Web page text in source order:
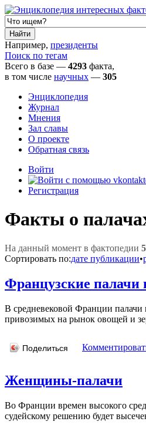
Например, президенты
Поиск по тегам
Всего в базе — 4293 факта,
в том числе научных — 305
Энциклопедия
Журнал
Мнения
Зал славы
О проекте
Обратная связь
Войти
Регистрация
Факты о
На данный момент в фактопедии 5
Сортировать по:дате публикации•
Французские палачи
В средневековой Франции палачи
привозимых на рынок овощей и
Поделиться
Женщины-палачи
Во Франции времен высокого
судейскому решению будет